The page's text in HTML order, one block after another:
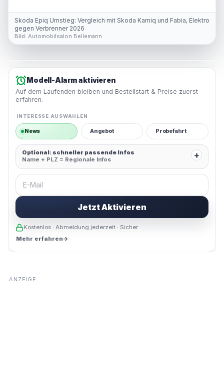
Skoda Epiq Umstieg: Vergleich mit Skoda Kamiq und Fabia, Elektro
gegen Verbrenner 2026
Bild: Automobilsalon Bellemann
Modell-Alarm aktivieren
Auf dem Laufenden bleiben und Bestellstart & Preise zuerst
erfahren.
INTERESSE AUSWÄHLEN
News Angebot Probefahrt
Optional: schneller passende Infos
Name + PLZ = Regionale Infos
+
E-Mail
Jetzt Aktivieren
Kostenlos · Abmeldung jederzeit · Sicher
Mehr erfahren→